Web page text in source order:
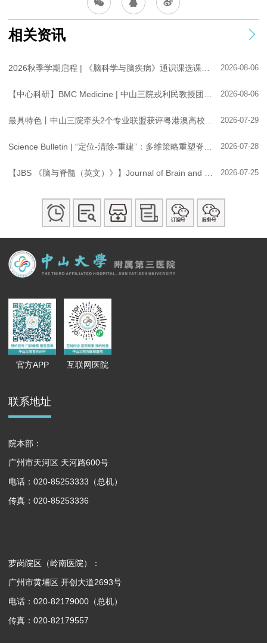
相关资讯
2026-08-06
2026秋季学期启程 | 《脑科学与脑疾病》通识课选课进行中！
2026-08-06
【中心科研】BMC Medicine | 中山三院戎利民教授团队解析脊髓损伤细胞治疗的临床研究格局与转化挑战
2026-07-29
最具特色丨中山三院牵头2个专业联盟获评粤港澳高校联盟“优秀专业联盟”
2026-07-28
Science Bulletin | “定位-清除-重建”：多维策略重塑脊髓损伤修复新范式
2026-07-25
【JBS 《脑与脊髓（英文）》】Journal of Brain and Spine期刊工作推进会顺利召开
官方APP 互联网医院
联系地址
院本部：
广州市天河区 天河路600号
电话：020-85253333（总机）
传真：020-85253336
萝岗院区（岭南医院）：
广州市黄埔区 开创大道2693号
电话：020-82179000（总机）
传真：020-82179557